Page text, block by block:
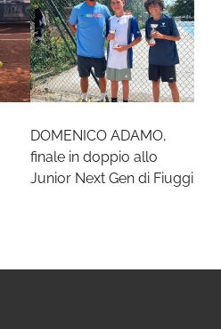
DOMENICO ADAMO,
finale in doppio allo
Junior Next Gen di Fiuggi